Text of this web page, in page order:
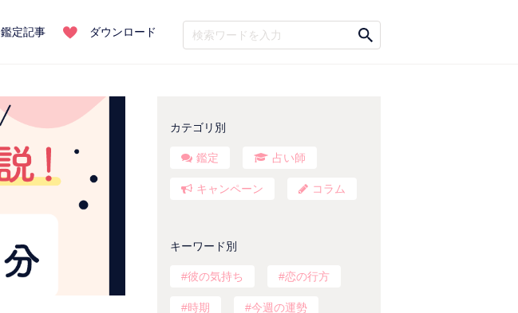
鑑定記事 ダウンロード
カテゴリ別
鑑定 占い師
キャンペーン コラム
キーワード別
彼の気持ち 恋の行方
時期 今週の運勢